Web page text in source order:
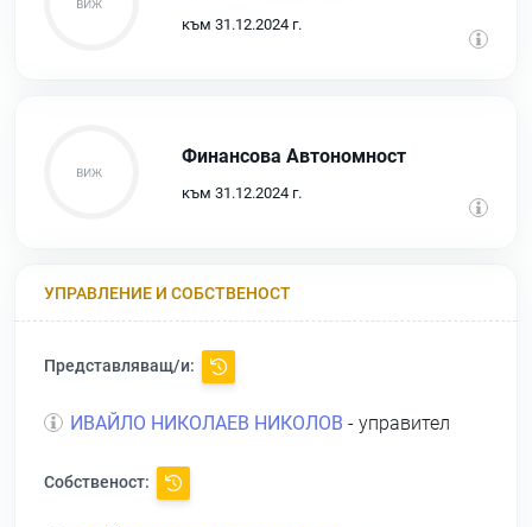
към 31.12.2024 г.
Финансова Автономност
към 31.12.2024 г.
УПРАВЛЕНИЕ И СОБСТВЕНОСТ
Представляващ/и:
ИВАЙЛО НИКОЛАЕВ НИКОЛОВ - управител
Собственост: